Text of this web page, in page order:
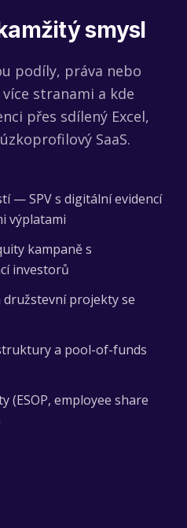
smysl
podíly, práva nebo
stranami a kde
přes sdílený Excel,
SaaS.
— SPV s digitální evidencí
výplatami
kampaně s
investorů
projekty se
a pool-of-funds
(ESOP, employee share